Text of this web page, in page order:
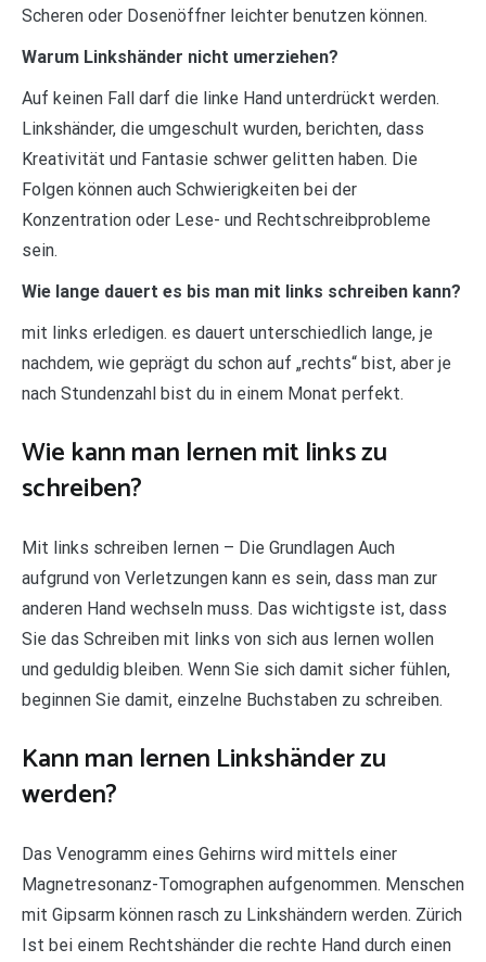
Scheren oder Dosenöffner leichter benutzen können.
Warum Linkshänder nicht umerziehen?
Auf keinen Fall darf die linke Hand unterdrückt werden.
Linkshänder, die umgeschult wurden, berichten, dass
Kreativität und Fantasie schwer gelitten haben. Die
Folgen können auch Schwierigkeiten bei der
Konzentration oder Lese- und Rechtschreibprobleme
sein.
Wie lange dauert es bis man mit links schreiben kann?
mit links erledigen. es dauert unterschiedlich lange, je
nachdem, wie geprägt du schon auf „rechts“ bist, aber je
nach Stundenzahl bist du in einem Monat perfekt.
Wie kann man lernen mit links zu
schreiben?
Mit links schreiben lernen – Die Grundlagen Auch
aufgrund von Verletzungen kann es sein, dass man zur
anderen Hand wechseln muss. Das wichtigste ist, dass
Sie das Schreiben mit links von sich aus lernen wollen
und geduldig bleiben. Wenn Sie sich damit sicher fühlen,
beginnen Sie damit, einzelne Buchstaben zu schreiben.
Kann man lernen Linkshänder zu
werden?
Das Venogramm eines Gehirns wird mittels einer
Magnetresonanz-Tomographen aufgenommen. Menschen
mit Gipsarm können rasch zu Linkshändern werden. Zürich
Ist bei einem Rechtshänder die rechte Hand durch einen